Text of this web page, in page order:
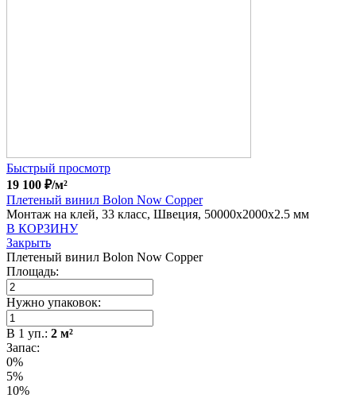
Быстрый просмотр
19 100 ₽/м²
Плетеный винил Bolon Now Copper
Монтаж на клей, 33 класс, Швеция, 50000x2000x2.5 мм
В КОРЗИНУ
Закрыть
Плетеный винил Bolon Now Copper
Площадь:
Нужно упаковок:
В 1 уп.: 2 м²
Запас:
0%
5%
10%